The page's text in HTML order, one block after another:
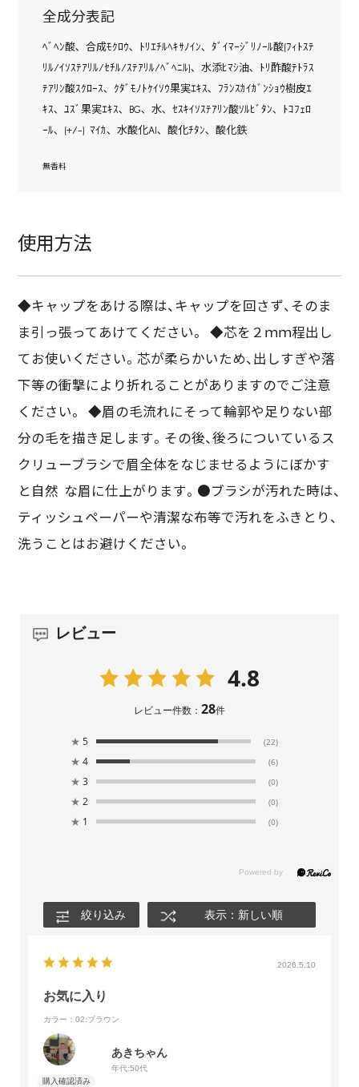
全成分表記
ﾍﾞﾍﾝ酸､ 合成ﾓｸﾛｳ､ ﾄﾘｴﾁﾙﾍｷｻﾉｲﾝ､ ﾀﾞｲﾏｰｼﾞﾘﾉｰﾙ酸(ﾌｨﾄｽﾃ
ﾘﾙ/ｲｿｽﾃｱﾘﾙ/ｾﾁﾙ/ｽﾃｱﾘﾙ/ﾍﾞﾍﾆﾙ)､ 水添ﾋﾏｼ油､ ﾄﾘ酢酸ﾃﾄﾗｽ
ﾃｱﾘﾝ酸ｽｸﾛｰｽ､ ｸﾀﾞﾓﾉﾄｹｲｿｳ果実ｴｷｽ､ ﾌﾗﾝｽｶｲｶﾞﾝｼｮｳ樹皮ｴ
ｷｽ､ ﾕｽﾞ果実ｴｷｽ､ BG､ 水､ ｾｽｷｲｿｽﾃｱﾘﾝ酸ｿﾙﾋﾞﾀﾝ､ ﾄｺﾌｪﾛ
ｰﾙ､ (+/-) ﾏｲｶ､ 水酸化Al､ 酸化ﾁﾀﾝ､ 酸化鉄
無香料
使用方法
◆キャップをあける際は、キャップを回さず、そのま
ま引っ張ってあけてください。 ◆芯を２ｍｍ程出し
てお使いください。芯が柔らかいため、出しすぎや落
下等の衝撃により折れることがありますのでご注意
ください。 ◆眉の毛流れにそって輪郭や足りない部
分の毛を描き足します。その後、後ろについているス
クリューブラシで眉全体をなじませるようにぼかす
と自然 な眉に仕上がります。●ブラシが汚れた時は、
ティッシュペーパーや清潔な布等で汚れをふきとり、
洗うことはお避けください。
レビュー
4.8
レビュー件数： 28件
★ 5 (22)
★ 4 (6)
★ 3 (0)
★ 2 (0)
★ 1 (0)
絞り込み 表示：新しい順
2026.5.10
お気に入り
カラー：02:ブラウン
あきちゃん
年代:50代